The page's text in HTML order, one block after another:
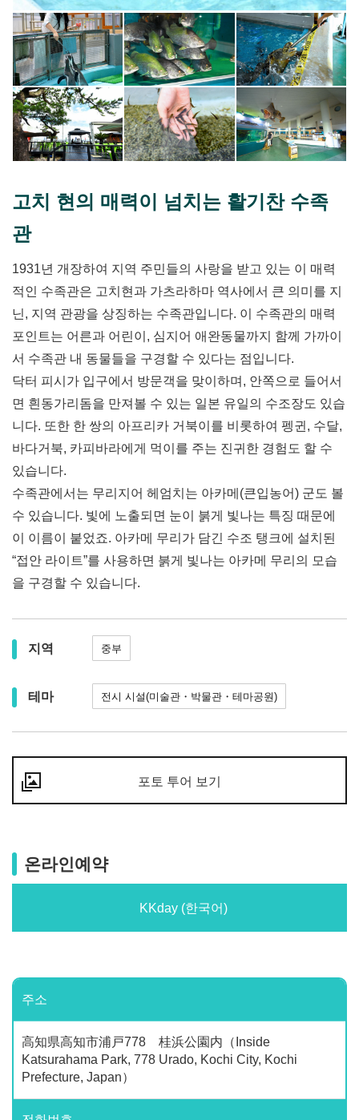
고치 현의 매력이 넘치는 활기찬 수족
관
1931년 개장하여 지역 주민들의 사랑을 받고 있는 이 매력
적인 수족관은 고치현과 가츠라하마 역사에서 큰 의미를 지
닌, 지역 관광을 상징하는 수족관입니다. 이 수족관의 매력
포인트는 어른과 어린이, 심지어 애완동물까지 함께 가까이
서 수족관 내 동물들을 구경할 수 있다는 점입니다.
닥터 피시가 입구에서 방문객을 맞이하며, 안쪽으로 들어서
면 흰동가리돔을 만져볼 수 있는 일본 유일의 수조장도 있습
니다. 또한 한 쌍의 아프리카 거북이를 비롯하여 펭귄, 수달,
바다거북, 카피바라에게 먹이를 주는 진귀한 경험도 할 수
있습니다.
수족관에서는 무리지어 헤엄치는 아카메(큰입농어) 군도 볼
수 있습니다. 빛에 노출되면 눈이 붉게 빛나는 특징 때문에
이 이름이 붙었죠. 아카메 무리가 담긴 수조 탱크에 설치된
“접안 라이트”를 사용하면 붉게 빛나는 아카메 무리의 모습
을 구경할 수 있습니다.
지역 중부
테마 전시 시설(미술관・박물관・테마공원)
포토 투어 보기
온라인예약
KKday (한국어)
주소
高知県高知市浦戸778 桂浜公園内（Inside
Katsurahama Park, 778 Urado, Kochi City, Kochi
Prefecture, Japan）